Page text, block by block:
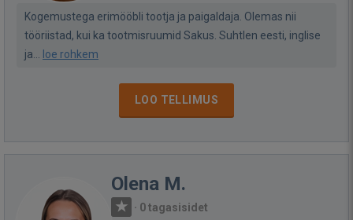
Kogemustega erimööbli tootja ja paigaldaja. Olemas nii
tööriistad, kui ka tootmisruumid Sakus. Suhtlen eesti, inglise
ja...
loe rohkem
LOO TELLIMUS
Olena M.
· 0 tagasisidet